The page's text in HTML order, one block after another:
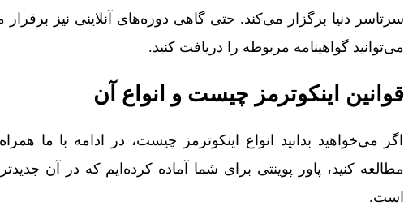
سرتاسر دنیا برگزار می‌کند. حتی گاهی دوره‌های آنلاینی نیز
می‌توانید گواهینامه مربوطه را دریافت کنید.
قوانین اینکوترمز چیست و انواع آن
اگر می‌خواهید بدانید انواع اینکوترمز چیست، در ادامه با ما
است.